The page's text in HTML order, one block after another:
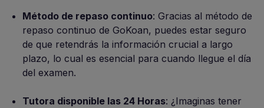
Método de repaso continuo: Gracias al método de
repaso continuo de GoKoan, puedes estar seguro
de que retendrás la información crucial a largo
plazo, lo cual es esencial para cuando llegue el día
del examen.
Tutora disponible las 24 Horas: ¿Imaginas tener